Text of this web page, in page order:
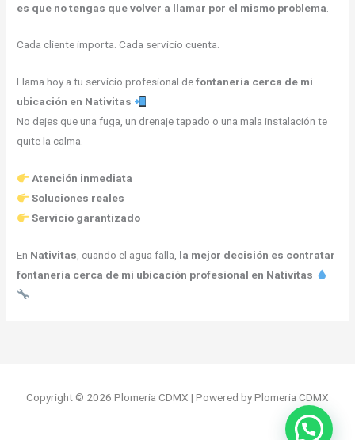
es que no tengas que volver a llamar por el mismo problema
Cada cliente importa. Cada servicio cuenta.
Llama hoy a tu servicio profesional defontanería cerca de mi
ubicación en Nativitas
No dejes que una fuga, un drenaje tapado o una mala instalación te
quite la calma.
Atención inmediata
Soluciones reales
Servicio garantizado
En Nativitas , cuando el agua falla, la mejor decisión es contratar
fontanería cerca de mi ubicación profesional en Nativitas
Copyright © 2026 Plomeria CDMX | Powered by Plomeria CDMX